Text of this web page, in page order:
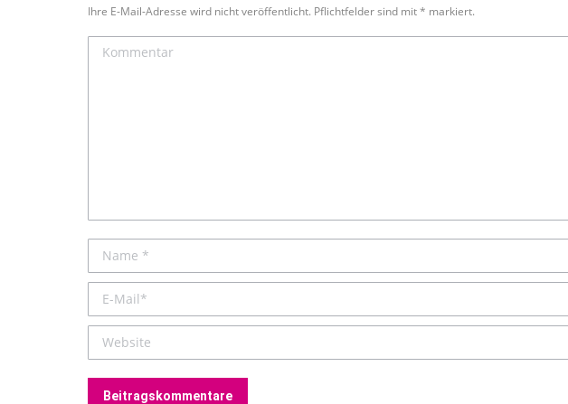
Ihre E-Mail-Adresse wird nicht veröffentlicht. Pflichtfelder sind mit* markiert.
Kommentar
Name *
E-Mail *
Website
Beitragskommentare